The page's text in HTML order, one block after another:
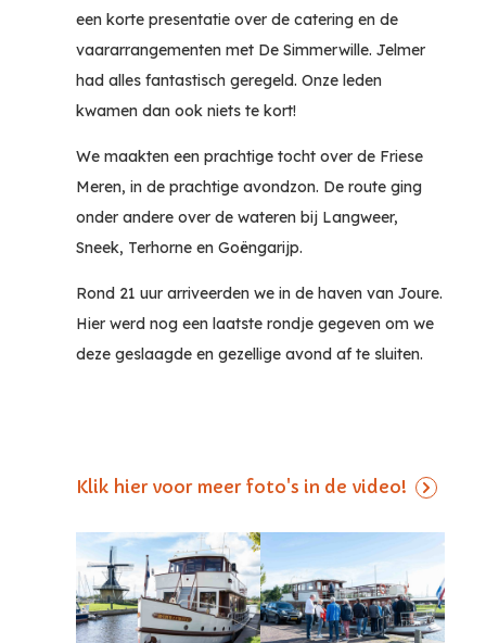
een korte presentatie over de catering en de
vaararrangementen met De Simmerwille. Jelmer
had alles fantastisch geregeld. Onze leden
kwamen dan ook niets te kort!
We maakten een prachtige tocht over de Friese
Meren, in de prachtige avondzon. De route ging
onder andere over de wateren bij Langweer,
Sneek, Terhorne en Goëngarijp.
Rond 21 uur arriveerden we in de haven van Joure.
Hier werd nog een laatste rondje gegeven om we
deze geslaagde en gezellige avond af te sluiten.
Klik hier voor meer foto's in de video!